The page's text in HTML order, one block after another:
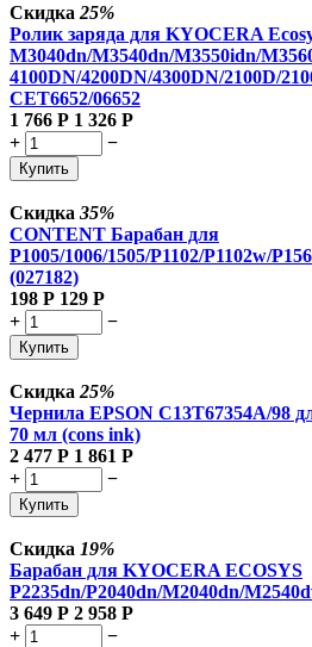
Скидка 25%
Ролик заряда для KYOCERA
M3040dn/M3540dn/M3550idn/
4100DN/4200DN/4300DN/2100D/
CET6652/06652
1 766 Р 1 326 Р
+
−
Купить
Скидка 35%
CONTENT Барабан для
P1005/1006/1505/P1102/P1102w/
(027182)
198 Р 129 Р
+
−
Купить
Скидка 25%
Чернила EPSON C13T67354A/98
70 мл (cons ink)
2 477 Р 1 861 Р
+
−
Купить
Скидка 19%
Барабан для KYOCERA ECOSYS
P2235dn/P2040dn/M2040dn/
3 649 Р 2 958 Р
+
−